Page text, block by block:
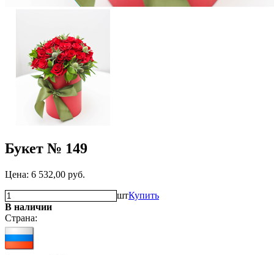
Букет № 149
Цена: 6 532,00 руб.
штКупить
В наличии
Страна: